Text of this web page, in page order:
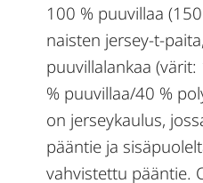
100 % puuvillaa
naisten jersey-t-
puuvillalankaa
% puuvillaa/40 %
on jerseykaulus,
pääntie ja
vahvistettu pääntie.